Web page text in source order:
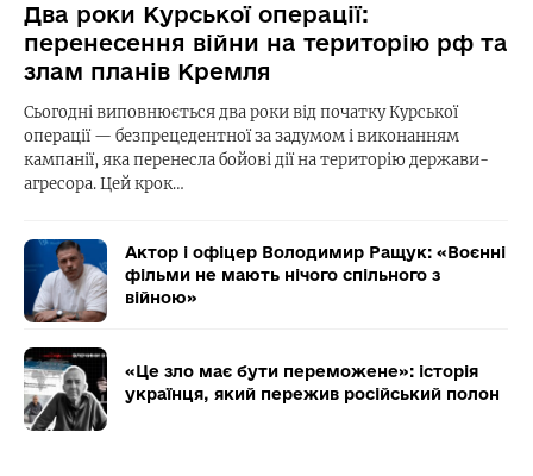
Два роки Курської операції:
перенесення війни на територію рф та
злам планів Кремля
Сьогодні виповнюється два роки від початку Курської
операції — безпрецедентної за задумом і виконанням
кампанії, яка перенесла бойові дії на територію держави-
агресора. Цей крок…
Актор і офіцер Володимир Ращук: «Воєнні
фільми не мають нічого спільного з
війною»
«Це зло має бути переможене»: історія
українця, який пережив російський полон